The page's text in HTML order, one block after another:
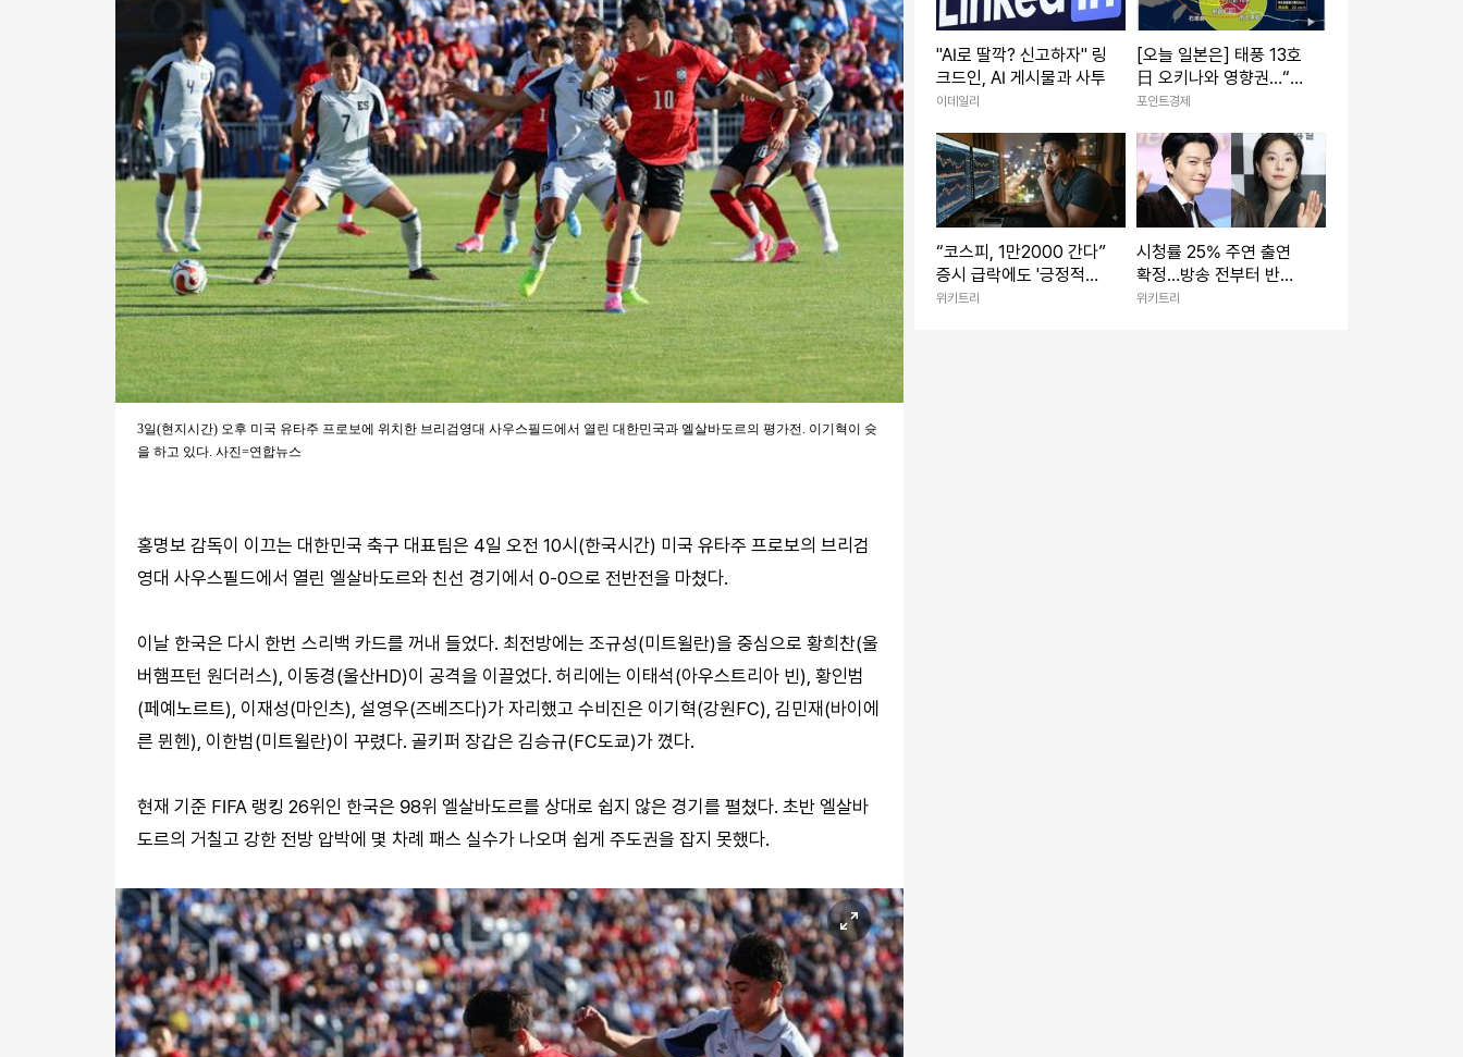
3일(현지시간) 오후 미국 유타주 프로보에 위치한 브리검영대 사우스필드에서 열린 대한민국과 엘살바도르의 평가전. 이기혁이 슛
을 하고 있다. 사진=연합뉴스
홍명보 감독이 이끄는 대한민국 축구 대표팀은 4일 오전 10시(한국시간) 미국 유타주 프로보의 브리검
영대 사우스필드에서 열린 엘살바도르와 친선 경기에서 0-0으로 전반전을 마쳤다.
이날 한국은 다시 한번 스리백 카드를 꺼내 들었다. 최전방에는 조규성(미트윌란)을 중심으로 황희찬(울
버햄프턴 원더러스), 이동경(울산HD)이 공격을 이끌었다. 허리에는 이태석(아우스트리아 빈), 황인범
(페예노르트), 이재성(마인츠), 설영우(즈베즈다)가 자리했고 수비진은 이기혁(강원FC), 김민재(바이에
른 뮌헨), 이한범(미트윌란)이 꾸렸다. 골키퍼 장갑은 김승규(FC도쿄)가 꼈다.
현재 기준 FIFA 랭킹 26위인 한국은 98위 엘살바도르를 상대로 쉽지 않은 경기를 펼쳤다. 초반 엘살바
도르의 거칠고 강한 전방 압박에 몇 차례 패스 실수가 나오며 쉽게 주도권을 잡지 못했다.
"AI로 딸깍? 신고하자" 링
크드인, AI 게시물과 사투
이데일리
[오늘 일본은] 태풍 13호
日 오키나와 영향권…“주
택 무너질 강풍” 최대 20
포인트경제
“코스피, 1만2000 간다”
증시 급락에도 '긍정적인'
전망 나온 이유
위키트리
시청률 25% 주연 출연
확정…방송 전부터 반응
터진 '700만 뷰 웹툰' 원
위키트리